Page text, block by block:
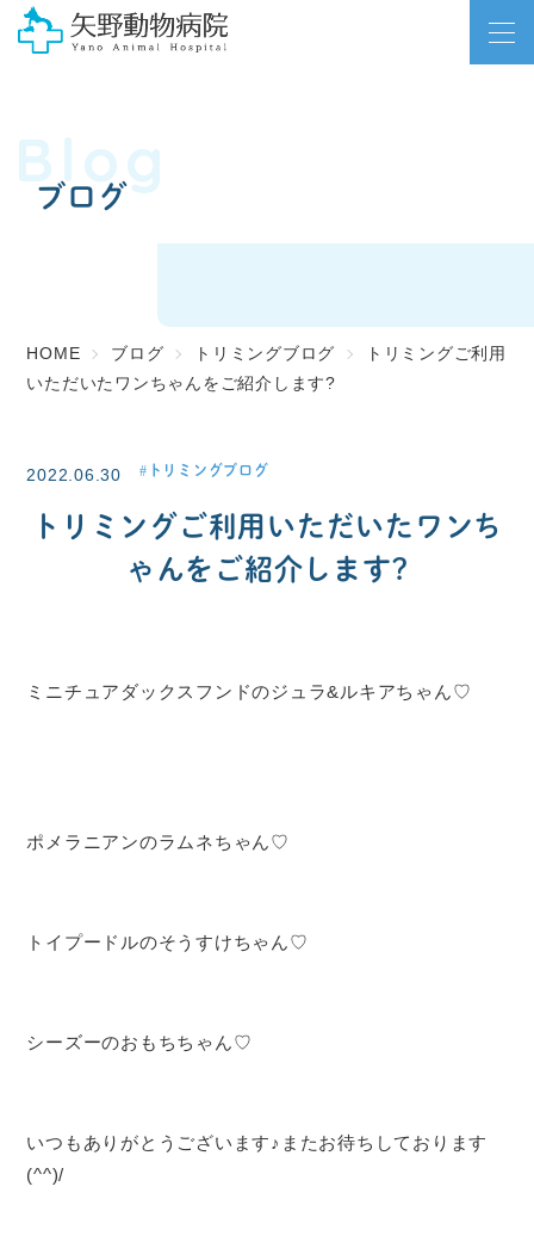
ブログ
Blog
HOME ブログ トリミングブログ
トリミングご利用
いただいたワンちゃんをご紹介します?
2022.06.30 トリミングブログ
トリミングご利用いただいたワンち
ゃんをご紹介します?
ミニチュアダックスフンドのジュラ&ルキアちゃん♡
ポメラニアンのラムネちゃん♡
トイプードルのそうすけちゃん♡
シーズーのおもちちゃん♡
いつもありがとうございます♪またお待ちしております
(^^)/